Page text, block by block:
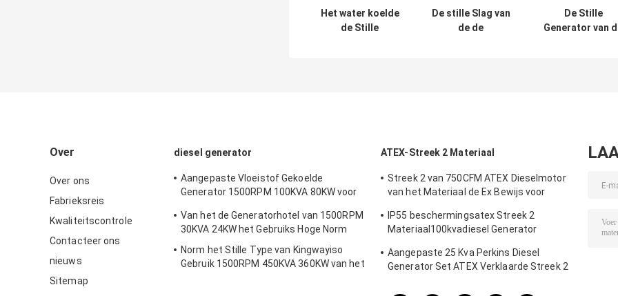
Het water koelde
de Stille
De stille Slag van
de de
De Stille
Generator van
Over
Over ons
Fabrieksreis
Kwaliteitscontrole
Contacteer ons
nieuws
Sitemap
diesel generator
Aangepaste Vloeistof Gekoelde
Generator 1500RPM 100KVA 80KW voor
Van het de Generatorhotel van 1500RPM
30KVA 24KW het Gebruiks Hoge Norm
Norm het Stille Type van Kingwayiso
Gebruik 1500RPM 450KVA 360KW van het
ATEX-Streek 2 Materiaal
Streek 2 van 750CFM ATEX Dieselmotor
van het Materiaal de Ex Bewijs voor
IP55 beschermingsatex Streek 2
Materiaal100kvadiesel Generator
Aangepaste 25 Kva Perkins Diesel
Generator Set ATEX Verklaarde Streek 2